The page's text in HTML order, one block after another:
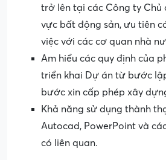
trở lên tại các Công ty
vực bất động sản, ưu tiên
việc với các cơ quan nhà
Am hiểu các quy định của
triển khai Dự án từ bước
bước xin cấp phép xây
Khả năng sử dụng thành
Autocad, PowerPoint và
có liên quan.